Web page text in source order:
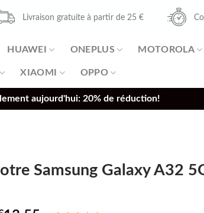
Livraison gratuite à partir de 25 €
HUAWEI ONEPLUS MOTOROLA
XIAOMI OPPO
aujourd'hui: 20% de réduction!
Samsung Galaxy A32